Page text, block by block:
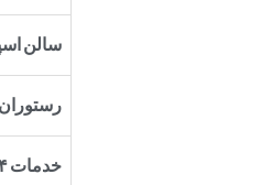
سالن
خدمات ۲۴ ساعته